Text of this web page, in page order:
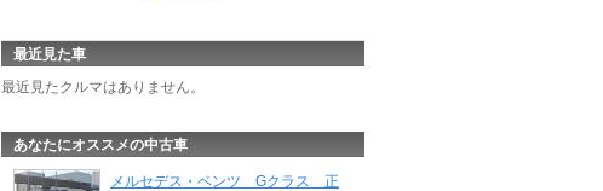
最近見た車
最近見たクルマはありません。
あなたにオススメの中古車
メルセデス・ベンツ Gクラス 正